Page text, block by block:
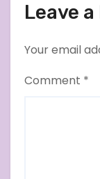
Leave
Your email
Comment *